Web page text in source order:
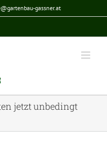
gassner.at
jetzt unbedingt